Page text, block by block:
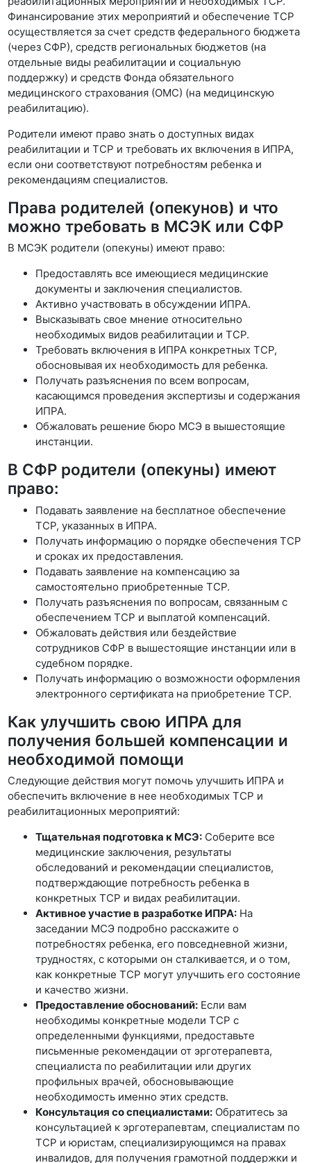
Финансирование этих мероприятий и обеспечение ТСР
осуществляется за счет средств федерального бюджета
(через СФР), средств региональных бюджетов (на
отдельные виды реабилитации и социальную
поддержку) и средств Фонда обязательного
медицинского страхования (ОМС) (на медицинскую
реабилитацию).
Родители имеют право знать о доступных видах
реабилитации и ТСР и требовать их включения в ИПРА,
если они соответствуют потребностям ребенка и
рекомендациям специалистов.
Права родителей (опекунов) и что
можно требовать в МСЭК или СФР
В МСЭК родители (опекуны) имеют право:
Предоставлять все имеющиеся медицинские
документы и заключения специалистов.
Активно участвовать в обсуждении ИПРА.
Высказывать свое мнение относительно
необходимых видов реабилитации и ТСР.
Требовать включения в ИПРА конкретных ТСР,
обосновывая их необходимость для ребенка.
Получать разъяснения по всем вопросам,
касающимся проведения экспертизы и содержания
ИПРА.
Обжаловать решение бюро МСЭ в вышестоящие
инстанции.
В СФР родители (опекуны) имеют
право:
Подавать заявление на бесплатное обеспечение
ТСР, указанных в ИПРА.
Получать информацию о порядке обеспечения ТСР
и сроках их предоставления.
Подавать заявление на компенсацию за
самостоятельно приобретенные ТСР.
Получать разъяснения по вопросам, связанным с
обеспечением ТСР и выплатой компенсаций.
Обжаловать действия или бездействие
сотрудников СФР в вышестоящие инстанции или в
судебном порядке.
Получать информацию о возможности оформления
электронного сертификата на приобретение ТСР.
Как улучшить свою ИПРА для
получения большей компенсации и
необходимой помощи
Следующие действия могут помочь улучшить ИПРА и
обеспечить включение в нее необходимых ТСР и
реабилитационных мероприятий:
Тщательная подготовка к МСЭ: Соберите все
медицинские заключения, результаты
обследований и рекомендации специалистов,
подтверждающие потребность ребенка в
конкретных ТСР и видах реабилитации.
Активное участие в разработке ИПРА: На
заседании МСЭ подробно расскажите о
потребностях ребенка, его повседневной жизни,
трудностях, с которыми он сталкивается, и о том,
как конкретные ТСР могут улучшить его состояние
и качество жизни.
Предоставление обоснований: Если вам
необходимы конкретные модели ТСР с
определенными функциями, предоставьте
письменные рекомендации от эрготерапевта,
специалиста по реабилитации или других
профильных врачей, обосновывающие
необходимость именно этих средств.
Консультация со специалистами: Обратитесь за
консультацией к эрготерапевтам, специалистам по
ТСР и юристам, специализирующимся на правах
инвалидов, для получения грамотной поддержки и